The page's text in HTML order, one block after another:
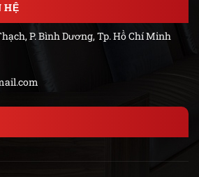
HỆ
P. Bình Dương, Tp. Hồ Chí Minh